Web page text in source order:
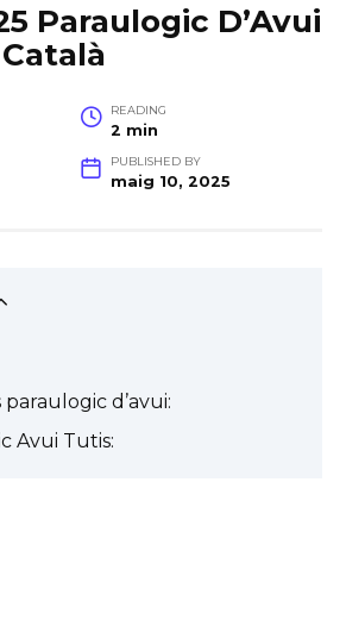
Paraulogic D’Avui
READING
2 min
PUBLISHED BY
maig 10, 2025
d’avui:
Avui Tutis: